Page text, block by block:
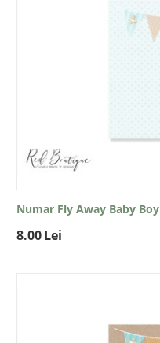
Numar Fly Away Baby Boy
8.00Lei